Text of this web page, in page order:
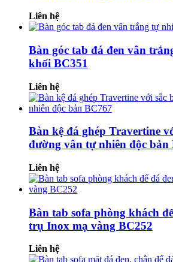
Liên hệ
Bàn góc tab đá đen vân
khối BC351
Liên hệ
Bàn kệ đá ghép Travertine
đường vân tự nhiên độc bản
Liên hệ
Bàn tab sofa phòng khách
trụ Inox mạ vàng BC252
Liên hệ